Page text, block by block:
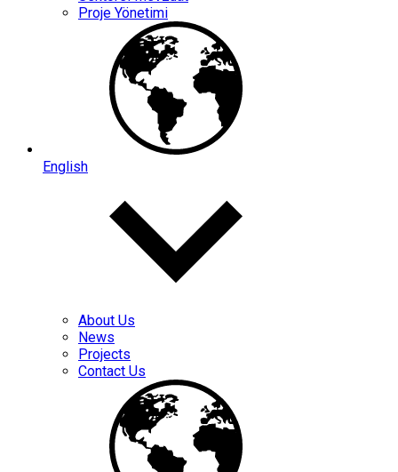
Proje Yönetimi
English
About Us
News
Projects
Contact Us